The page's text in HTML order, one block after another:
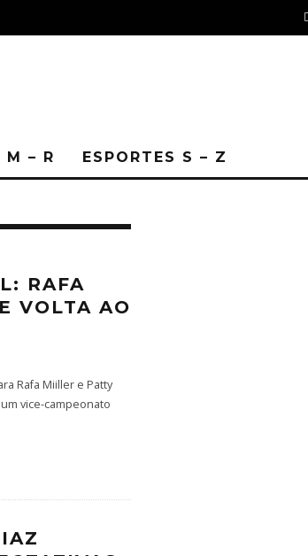
M – R ESPORTES S – Z
RAFA
VOLTA AO
Rafa Miiller e Patty
vice-campeonato